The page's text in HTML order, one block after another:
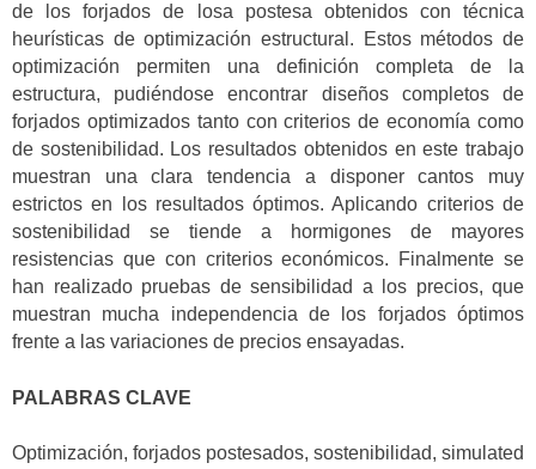
de los forjados de losa postesa obtenidos con técnica
heurísticas de optimización estructural. Estos métodos de
optimización permiten una definición completa de la
estructura, pudiéndose encontrar diseños completos de
forjados optimizados tanto con criterios de economía como
de sostenibilidad. Los resultados obtenidos en este trabajo
muestran una clara tendencia a disponer cantos muy
estrictos en los resultados óptimos. Aplicando criterios de
sostenibilidad se tiende a hormigones de mayores
resistencias que con criterios económicos. Finalmente se
han realizado pruebas de sensibilidad a los precios, que
muestran mucha independencia de los forjados óptimos
frente a las variaciones de precios ensayadas.
PALABRAS CLAVE
Optimización, forjados postesados, sostenibilidad, simulated